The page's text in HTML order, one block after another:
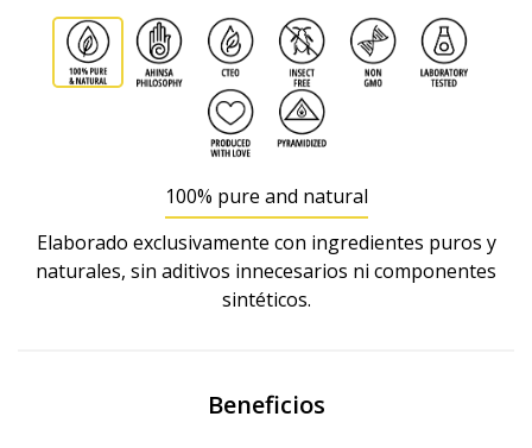
100% pure and natural
Elaborado exclusivamente con ingredientes puros y
naturales, sin aditivos innecesarios ni componentes
sintéticos.
Beneficios